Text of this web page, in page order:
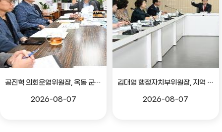
공진혁 의회운영위원장, 옥동 군부대 이전지 양동마을 주민지원사업 점검
2026-08-07
김대영 행정자치부위원장, 지역 현안 의견 청취 간담회
2026-08-07